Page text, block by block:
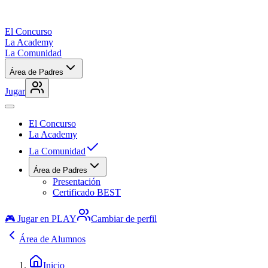
El Concurso
La Academy
La Comunidad
Área de Padres
Jugar
El Concurso
La Academy
La Comunidad
Área de Padres
Presentación
Certificado BEST
🎮 Jugar en PLAY
Cambiar de perfil
Área de Alumnos
Inicio